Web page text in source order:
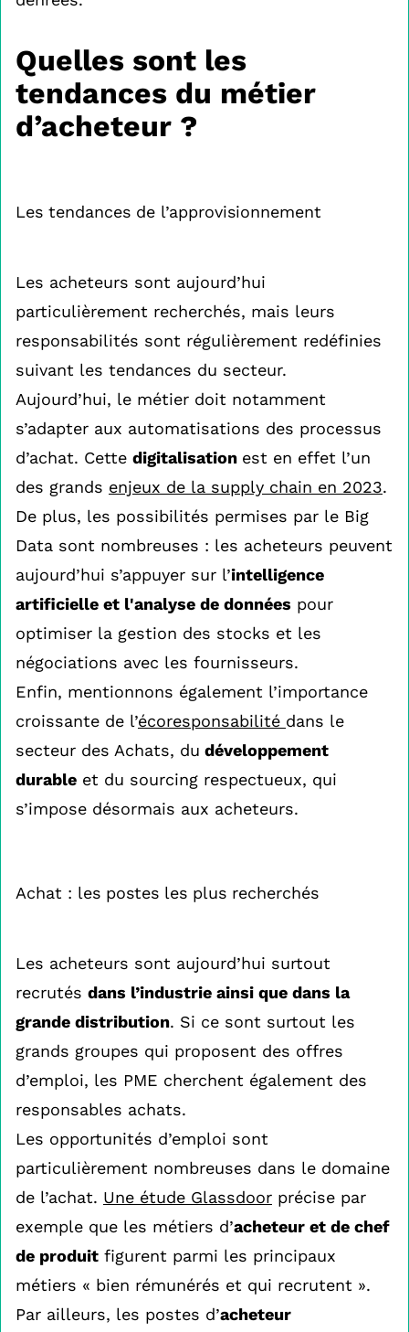
Quelles sont les
tendances du métier
d’acheteur ?
Les tendances de l’approvisionnement
Les acheteurs sont aujourd’hui
particulièrement recherchés, mais leurs
responsabilités sont régulièrement redéfinies
suivant les tendances du secteur.
Aujourd’hui, le métier doit notamment
s’adapter aux automatisations des processus
d’achat. Cette digitalisation est en effet l’un
des grands enjeux de la supply chain en 2023.
De plus, les possibilités permises par le Big
Data sont nombreuses : les acheteurs peuvent
aujourd’hui s’appuyer sur l’intelligence
artificielle et l'analyse de données pour
optimiser la gestion des stocks et les
négociations avec les fournisseurs.
Enfin, mentionnons également l’importance
croissante de l’écoresponsabilité dans le
secteur des Achats, du développement
durable et du sourcing respectueux, qui
s’impose désormais aux acheteurs.
Achat : les postes les plus recherchés
Les acheteurs sont aujourd’hui surtout
recrutés dans l’industrie ainsi que dans la
grande distribution. Si ce sont surtout les
grands groupes qui proposent des offres
d’emploi, les PME cherchent également des
responsables achats.
Les opportunités d’emploi sont
particulièrement nombreuses dans le domaine
de l’achat. Une étude Glassdoor précise par
exemple que les métiers d’acheteur et de chef
de produit figurent parmi les principaux
métiers « bien rémunérés et qui recrutent ».
Par ailleurs, les postes d’acheteur